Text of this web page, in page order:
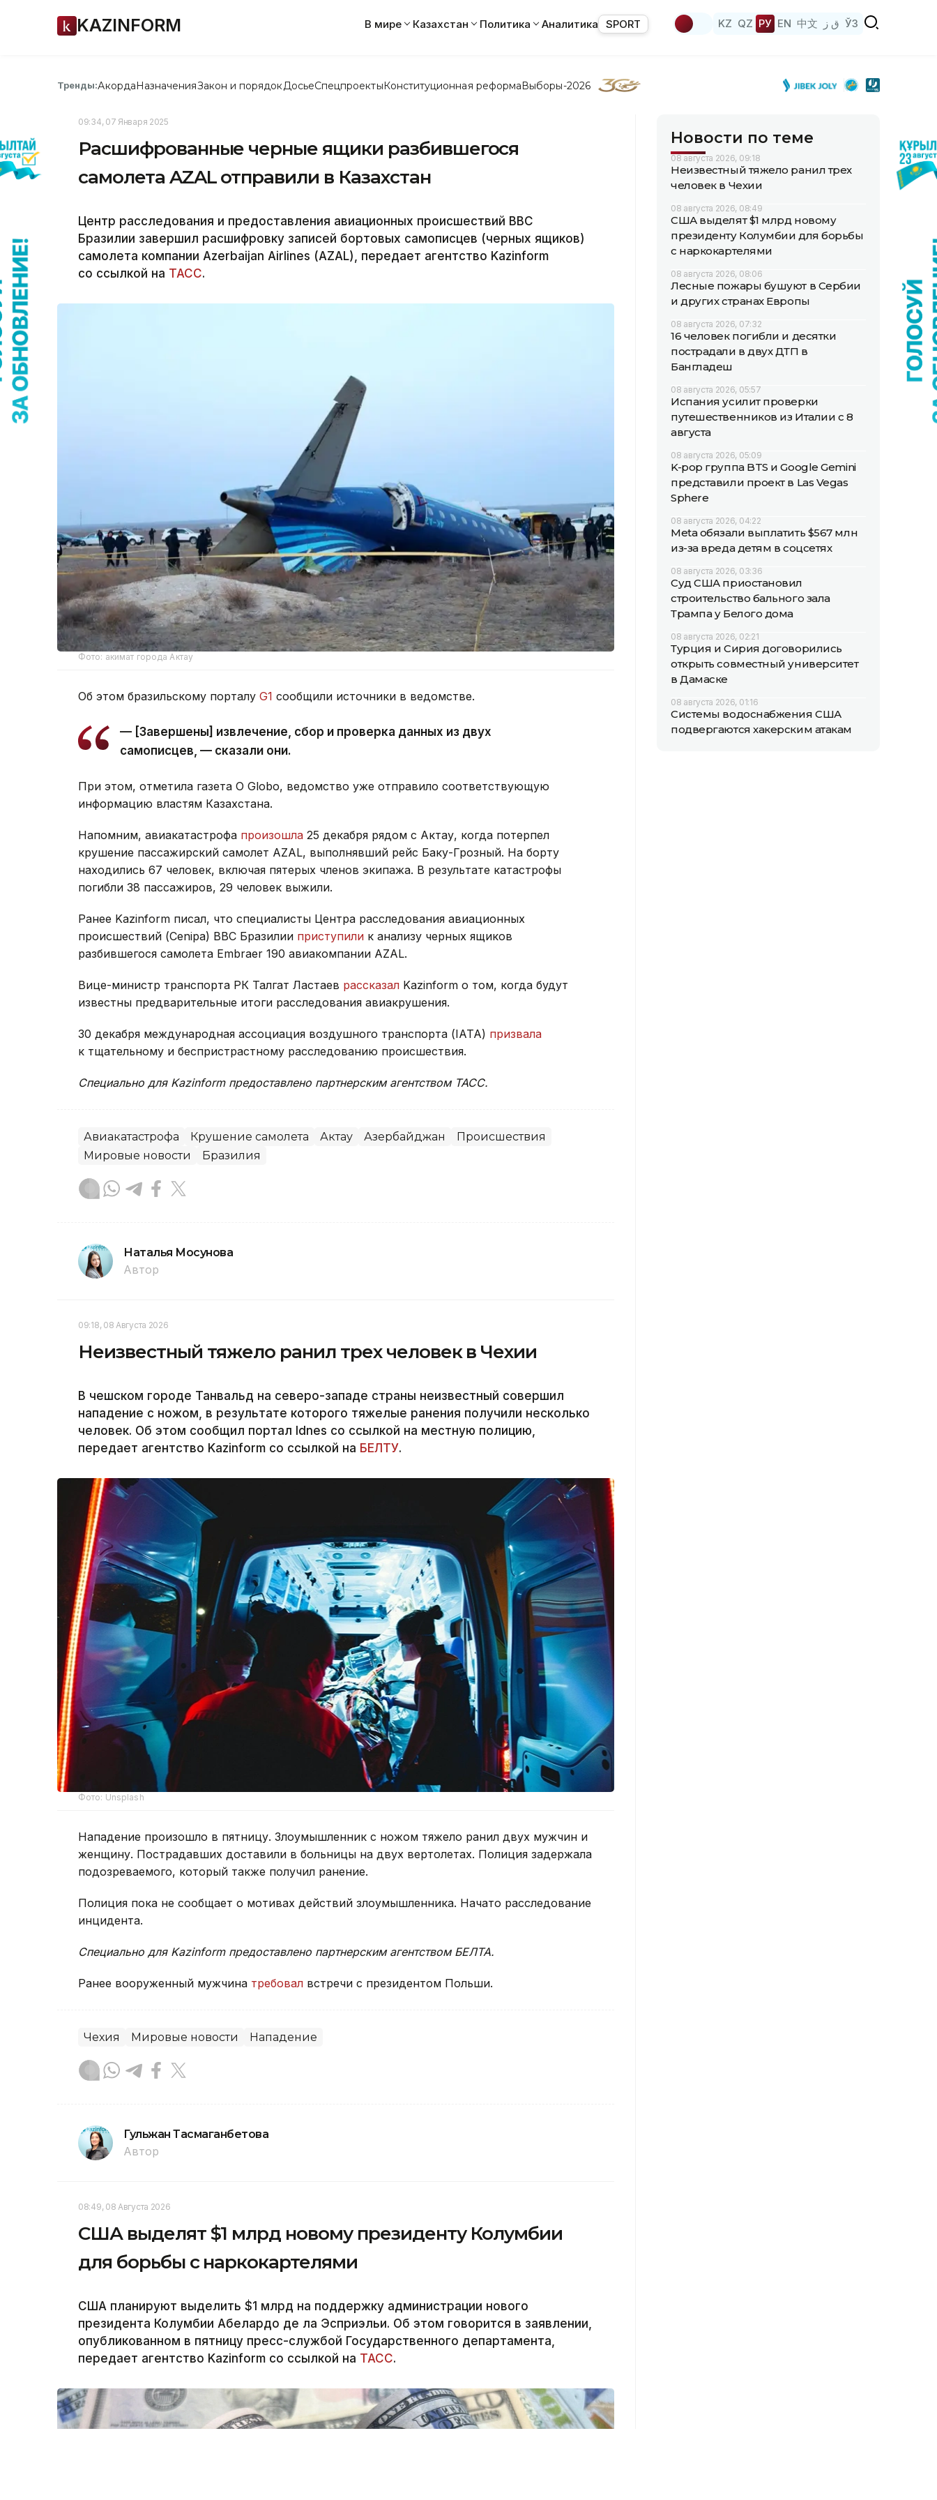
KAZINFORM В мире Казахстан Политика Аналитика SPORT KZ QZ РУ EN 中文 ق ز ЎЗ
Тренды:АкордаНазначенияЗакон и порядок ДосьеСпецпроектыКонституционная реформаВыборы-2026
09:34, 07 Января 2025
Расшифрованные черные ящики разбившегося
самолета AZAL отправили в Казахстан
Центр расследования и предоставления авиационных происшествий ВВС
Бразилии завершил расшифровку записей бортовых самописцев (черных ящиков)
самолета компании Azerbaijan Airlines (AZAL), передает агентство Kazinform
со ссылкой на ТАСС.
Фото: акимат города Актау
Об этом бразильскому порталу G1 сообщили источники в ведомстве.
— [Завершены] извлечение, сбор и проверка данных из двух
самописцев, — сказали они.
При этом, отметила газета O Globo, ведомство уже отправило соответствующую
информацию властям Казахстана.
Напомним, авиакатастрофа произошла 25 декабря рядом с Актау, когда потерпел
крушение пассажирский самолет AZAL, выполнявший рейс Баку-Грозный. На борту
находились 67 человек, включая пятерых членов экипажа. В результате катастрофы
погибли 38 пассажиров, 29 человек выжили.
Ранее Kazinform писал, что специалисты Центра расследования авиационных
происшествий (Cenipa) ВВС Бразилии приступили к анализу черных ящиков
разбившегося самолета Embraer 190 авиакомпании AZAL.
Вице-министр транспорта РК Талгат Ластаев рассказал Kazinform о том, когда будут
известны предварительные итоги расследования авиакрушения.
30 декабря международная ассоциация воздушного транспорта (IATA) призвала
к тщательному и беспристрастному расследованию происшествия.
Специально для Kazinform предоставлено партнерским агентством ТАСС.
Авиакатастрофа Крушение самолета Актау Азербайджан
Происшествия
Мировые новости
Бразилия
Наталья Мосунова
Автор
09:18, 08 Августа 2026
Неизвестный тяжело ранил трех человек в Чехии
В чешском городе Танвальд на северо-западе страны неизвестный совершил
нападение с ножом, в результате которого тяжелые ранения получили несколько
человек. Об этом сообщил портал Idnes со ссылкой на местную полицию,
передает агентство Kazinform со ссылкой на БЕЛТУ.
Фото: Unsplash
Нападение произошло в пятницу. Злоумышленник с ножом тяжело ранил двух мужчин и
женщину. Пострадавших доставили в больницы на двух вертолетах. Полиция задержала
подозреваемого, который также получил ранение.
Полиция пока не сообщает о мотивах действий злоумышленника. Начато расследование
инцидента.
Специально для Kazinform предоставлено партнерским агентством БЕЛТА.
Ранее вооруженный мужчина требовал встречи с президентом Польши.
Чехия Мировые новости Нападение
Гульжан Тасмаганбетова
Автор
08:49, 08 Августа 2026
США выделят $1 млрд новому президенту Колумбии
для борьбы с наркокартелями
США планируют выделить $1 млрд на поддержку администрации нового
президента Колумбии Абелардо де ла Эсприэльи. Об этом говорится в заявлении,
опубликованном в пятницу пресс-службой Государственного департамента,
передает агентство Kazinform со ссылкой на ТАСС.
Новости по теме
08 августа 2026, 09:18
Неизвестный тяжело ранил трех
человек в Чехии
08 августа 2026, 08:49
США выделят $1 млрд новому
президенту Колумбии для борьбы
с наркокартелями
08 августа 2026, 08:06
Лесные пожары бушуют в Сербии
и других странах Европы
08 августа 2026, 07:32
16 человек погибли и десятки
пострадали в двух ДТП в
Бангладеш
08 августа 2026, 05:57
Испания усилит проверки
путешественников из Италии с 8
августа
08 августа 2026, 05:09
K-pop группа BTS и Google Gemini
представили проект в Las Vegas
Sphere
08 августа 2026, 04:22
Meta обязали выплатить $567 млн
из-за вреда детям в соцсетях
08 августа 2026, 03:36
Суд США приостановил
строительство бального зала
Трампа у Белого дома
08 августа 2026, 02:21
Турция и Сирия договорились
открыть совместный университет
в Дамаске
08 августа 2026, 01:16
Системы водоснабжения США
подвергаются хакерским атакам